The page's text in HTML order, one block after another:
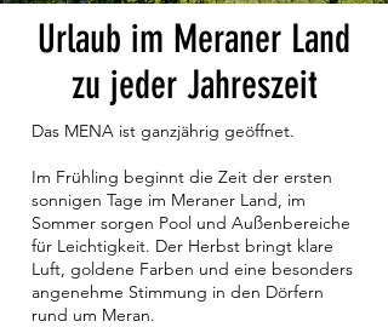
Urlaub im Meraner Land
zu jeder Jahreszeit
Das MENA ist ganzjährig geöffnet.
Im Frühling beginnt die Zeit der ersten
sonnigen Tage im Meraner Land, im
Sommer sorgen Pool und Außenbereiche
für Leichtigkeit. Der Herbst bringt klare
Luft, goldene Farben und eine besonders
angenehme Stimmung in den Dörfern
rund um Meran.